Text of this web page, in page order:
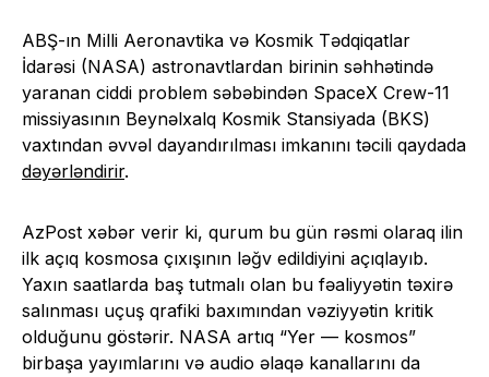
ABŞ-ın Milli Aeronavtika və Kosmik Tədqiqatlar
İdarəsi (NASA) astronavtlardan birinin səhhətində
yaranan ciddi problem səbəbindən SpaceX Crew-11
missiyasının Beynəlxalq Kosmik Stansiyada (BKS)
vaxtından əvvəl dayandırılması imkanını təcili qaydada
dəyərləndirir.
AzPost xəbər verir ki, qurum bu gün rəsmi olaraq ilin
ilk açıq kosmosa çıxışının ləğv edildiyini açıqlayıb.
Yaxın saatlarda baş tutmalı olan bu fəaliyyətin təxirə
salınması uçuş qrafiki baxımından vəziyyətin kritik
olduğunu göstərir. NASA artıq “Yer — kosmos”
birbaşa yayımlarını və audio əlaqə kanallarını da